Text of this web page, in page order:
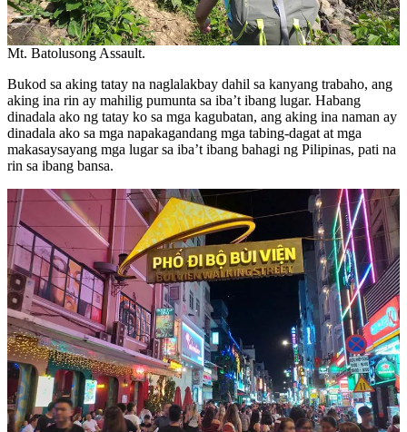
Mt. Batolusong Assault.
Bukod sa aking tatay na naglalakbay dahil sa kanyang trabaho, ang
aking ina rin ay mahilig pumunta sa iba’t ibang lugar. Habang
dinadala ako ng tatay ko sa mga kagubatan, ang aking ina naman ay
dinadala ako sa mga napakagandang mga tabing-dagat at mga
makasaysayang mga lugar sa iba’t ibang bahagi ng Pilipinas, pati na
rin sa ibang bansa.